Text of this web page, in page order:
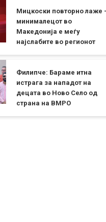
Мицкоски повторно лаже
минималецот во
Македонија е меѓу
најслабите во регионот
Филипче: Бараме итна
истрага за нападот на
децата во Ново Село од
страна на ВМРО